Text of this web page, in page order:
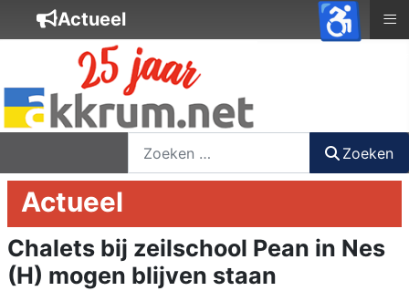
Zoeken
Actueel
Chalets bij zeilschool Pean in Nes
(H) mogen blijven staan
Actueel ≡
♿